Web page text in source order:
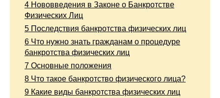
4 Нововведения в Законе о Банкротстве
Физических Лиц
5 Последствия банкротства физических лиц
6 Что нужно знать гражданам о процедуре
банкротства физических лиц
7 Основные положения
8 Что такое банкротство физического лица?
9 Какие виды банкротства физических лиц